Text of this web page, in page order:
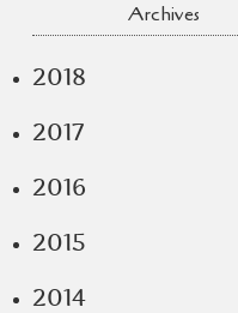
Archives
2018
2017
2016
2015
2014